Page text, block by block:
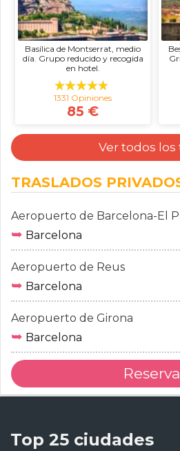
Basílica de Montserrat, medio
día. Grupo reducido y recogida
en hotel.
1331 Opiniones
85 €
Ver todos los
TRASLADOS
Aeropuerto de Barcelona-El
➥ Barcelona
Aeropuerto de Reus
➥ Barcelona
Aeropuerto de Girona
➥ Barcelona
Top 25 ciudades